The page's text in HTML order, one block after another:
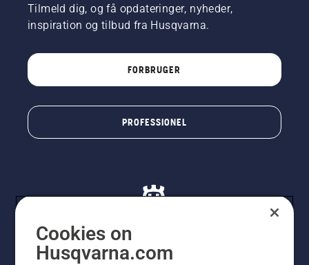
Tilmeld dig, og få opdateringer, nyheder,
inspiration og tilbud fra Husqvarna.
FORBRUGER
PROFESSIONEL
Cookies on
Husqvarna.com